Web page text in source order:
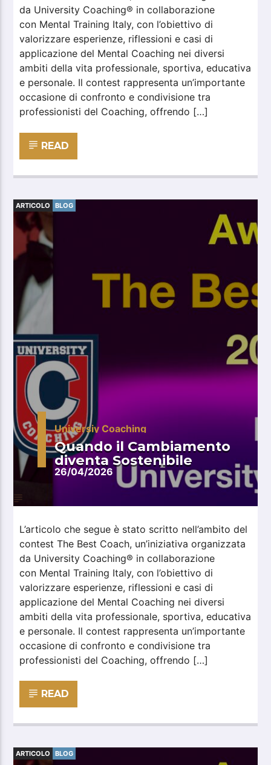
da University Coaching® in collaborazione
con Mental Training Italy, con l’obiettivo di
valorizzare esperienze, riflessioni e casi di
applicazione del Mental Coaching nei diversi
ambiti della vita professionale, sportiva, educativa
e personale. Il contest rappresenta un’importante
occasione di confronto e condivisione tra
professionisti del Coaching, offrendo […]
READ
ARTICOLO BLOG
Universiy Coaching
26/04/2026
Quando il Cambiamento
diventa Sostenibile
L’articolo che segue è stato scritto nell’ambito del
contest The Best Coach, un’iniziativa organizzata
da University Coaching® in collaborazione
con Mental Training Italy, con l’obiettivo di
valorizzare esperienze, riflessioni e casi di
applicazione del Mental Coaching nei diversi
ambiti della vita professionale, sportiva, educativa
e personale. Il contest rappresenta un’importante
occasione di confronto e condivisione tra
professionisti del Coaching, offrendo […]
READ
ARTICOLO BLOG